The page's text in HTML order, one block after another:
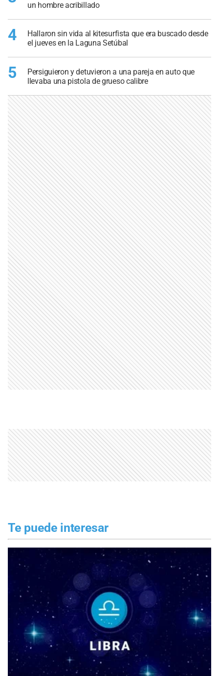
un hombre acribillado
4
Hallaron sin vida al kitesurfista que era buscado desde
el jueves en la Laguna Setúbal
5
Persiguieron y detuvieron a una pareja en auto que
llevaba una pistola de grueso calibre
Te puede interesar